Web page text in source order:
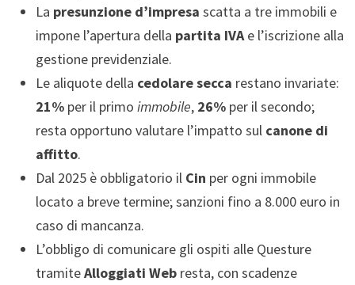
La presunzione d’impresa scatta a tre immobili e
impone l’apertura della partita IVAe l’iscrizione alla
gestione previdenziale.
Le aliquote della cedolare secca restano invariate:
21%per il primo immobile, 26%per il secondo;
resta opportuno valutare l’impatto sul canone di
affitto.
Dal 2025 è obbligatorio il Cin per ogni immobile
locato a breve termine; sanzioni fino a 8.000 euro in
caso di mancanza.
L’obbligo di comunicare gli ospiti alle Questure
tramiteAlloggiati Webresta, con scadenze